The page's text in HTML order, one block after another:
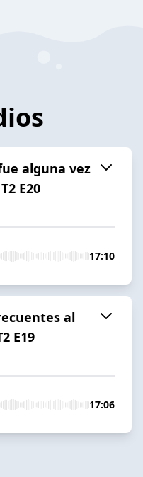
alguna vez
E20
17:10
al
E19
17:06